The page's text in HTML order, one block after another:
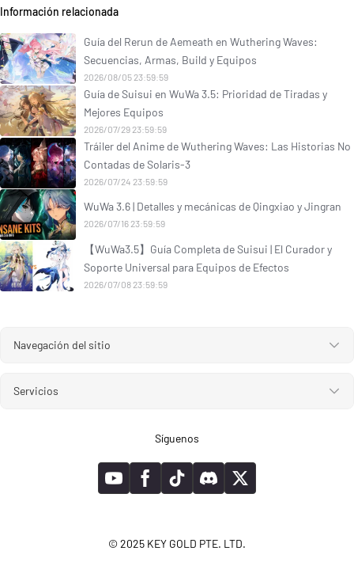
Información relacionada
Guía del Rerun de Aemeath en Wuthering Waves:
Secuencias, Armas, Build y Equipos
2026/08/05 23:59:59
Guía de Suisui en WuWa 3.5: Prioridad de Tiradas y
Mejores Equipos
2026/07/29 23:59:59
Tráiler del Anime de Wuthering Waves: Las Historias No
Contadas de Solaris-3
2026/07/24 23:59:59
WuWa 3.6 | Detalles y mecánicas de Qingxiao y Jingran
2026/07/16 23:59:59
【WuWa3.5】Guía Completa de Suisui | El Curador y
Soporte Universal para Equipos de Efectos
2026/07/08 23:59:59
Navegación del sitio
Servicios
Síguenos
© 2025 KEY GOLD PTE. LTD.